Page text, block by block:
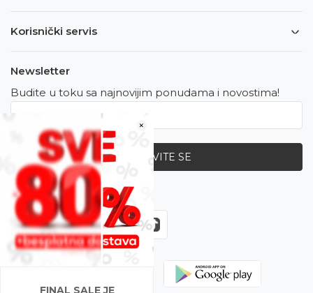
×
FINAL SALE JE
Korisnički servis
Newsletter
Budite u toku sa najnovijim ponudama i novostima!
PRIJAVITE SE
Zapratite nas